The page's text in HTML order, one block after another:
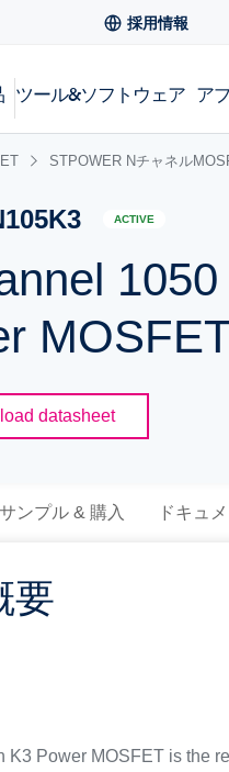
採用情報
ツール&ソフトウェア ア
STPOWER Nチャネル
ACTIVE
datasheet
サンプル & 購入 ドキュ
要
K3 Power MOSFET is the